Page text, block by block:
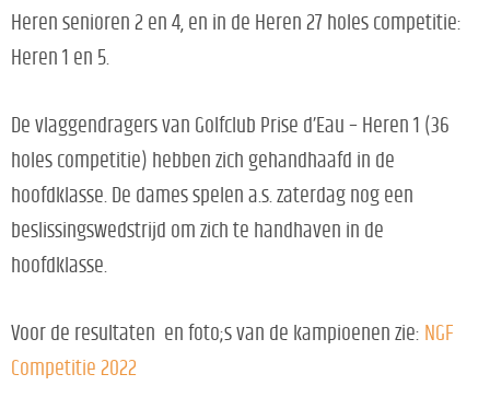
Heren senioren 2 en 4, en in de Heren 27 holes competitie:
Heren 1 en 5.
De vlaggendragers van Golfclub Prise d’Eau – Heren 1 (36
holes competitie) hebben zich gehandhaafd in de
hoofdklasse. De dames spelen a.s. zaterdag nog een
beslissingswedstrijd om zich te handhaven in de
hoofdklasse.
Voor de resultaten en foto;s van de kampioenen zie: NGF
Competitie 2022